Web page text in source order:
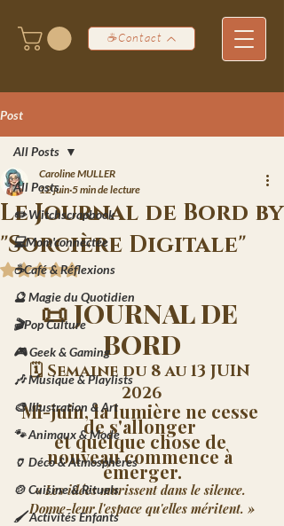
☕Contact
Post
All Posts
✏️ Witchscrapbook
💻Mom'connectée
☕Café & Réflexions
🔮 Magie du Quotidien
🎬Pop Culture
🎮 Geek & Gaming
🎶 Musique & Playlists
🎨 Illustration & Art
🐾 Animaux & Mode
🏺 Déco & Atmosphères
🍲 Cuisine & Rituels
🖌️ Activités Enfants
All Posts
Le Journal de Bord by
"Sorcière Digitale"
Caroline MULLER
12 juin 5 min de lecture
Noté NaN étoiles sur 5.
📜 JOURNAL DE
BORD
🗓️ Semaine du 8 au 13 JUIN
2026
Mi-juin, la lumière ne cesse
de s'allonger
et quelque chose de
nouveau commence à
émerger.
« Les idées murissent dans le silence.
Donne-leur l'espace qu'elles méritent. »